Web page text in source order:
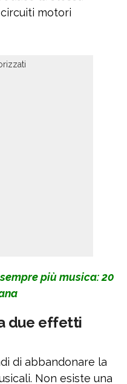
motori
più musica: 20
due effetti
di abbandonare la
Non esiste una